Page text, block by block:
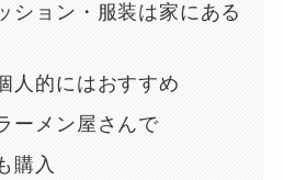
ション・服装は家にある
人的にはおすすめ
ーメン屋さんで
購入